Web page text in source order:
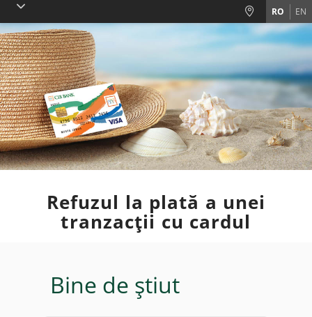
Skiplinks RO EN
Refuzul la plată a unei
tranzacții cu cardul
Bine de știut